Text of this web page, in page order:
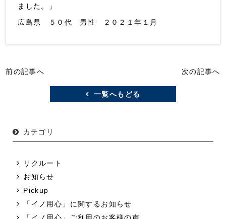
ました。」
広島県 ５０代 男性 ２０２１年１月
前の記事へ 次の記事へ
一覧へもどる
カテゴリ
リクルート
お知らせ
Pickup
「イノ用心」に関するお知らせ
「イノ用心」ご利用のお客様の声